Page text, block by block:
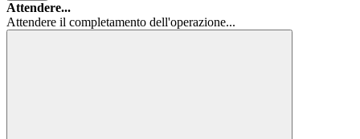
Attendere...
Attendere il completamento dell'operazione...